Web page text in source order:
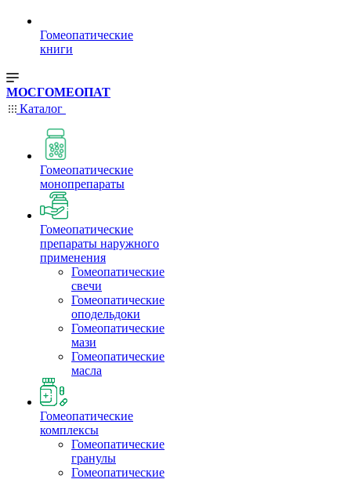
Гомеопатические
книги
МОСГОМЕОПАТ
Каталог
Гомеопатические
монопрепараты
Гомеопатические
препараты наружного
применения
Гомеопатические
свечи
Гомеопатические
оподельдоки
Гомеопатические
мази
Гомеопатические
масла
Гомеопатические
комплексы
Гомеопатические
гранулы
Гомеопатические